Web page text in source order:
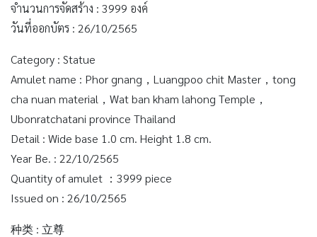
จำนวนการจัดสร้าง : 3999 องค์
วันที่ออกบัตร : 26/10/2565
Category : Statue
Amulet name : Phor gnang，Luangpoo chit Master，tong
cha nuan material，Wat ban kham lahong Temple，
Ubonratchatani province Thailand
Detail : Wide base 1.0 cm. Height 1.8 cm.
Year Be. : 22/10/2565
Quantity of amulet ：3999 piece
Issued on : 26/10/2565
种类 : 立尊